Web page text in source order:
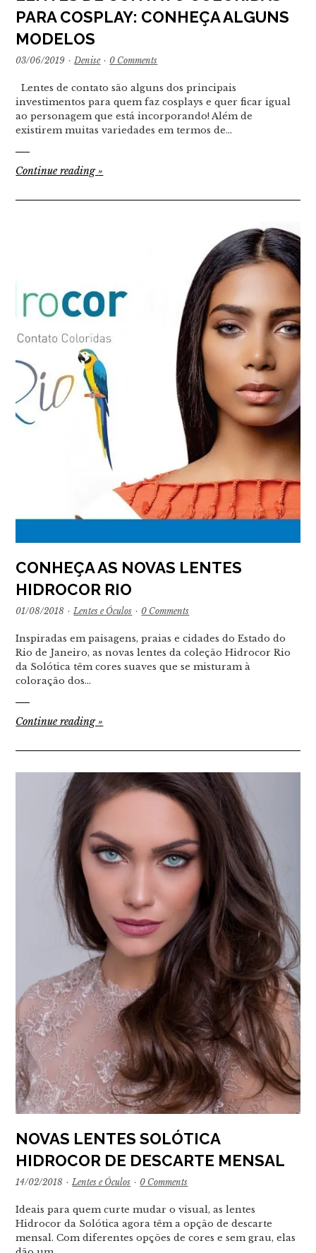
PARA COSPLAY: CONHEÇA ALGUNS
MODELOS
03/06/2019 · Denise · 0 Comments
Lentes de contato são alguns dos principais
investimentos para quem faz cosplays e quer ficar igual
ao personagem que está incorporando! Além de
existirem muitas variedades em termos de…
Continue reading»
CONHEÇA AS NOVAS LENTES
HIDROCOR RIO
01/08/2018 · Lentes e Óculos · 0 Comments
Inspiradas em paisagens, praias e cidades do Estado do
Rio de Janeiro, as novas lentes da coleção Hidrocor Rio
da Solótica têm cores suaves que se misturam à
coloração dos…
Continue reading»
NOVAS LENTES SOLÓTICA
HIDROCOR DE DESCARTE MENSAL
14/02/2018 · Lentes e Óculos · 0 Comments
Ideais para quem curte mudar o visual, as lentes
Hidrocor da Solótica agora têm a opção de descarte
mensal. Com diferentes opções de cores e sem grau, elas